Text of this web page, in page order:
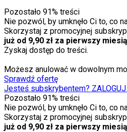
Pozostało 91% treści
Nie pozwól, by umknęło Ci to, co
Skorzystaj z promocyjnej
już od 9,90 zł za pierwszy
Zyskaj dostęp do treści.
Możesz anulować w dowolnym
Sprawdź ofertę
Jesteś subskrybentem?
Pozostało 91% treści
Nie pozwól, by umknęło Ci to, co
Skorzystaj z promocyjnej
już od 9,90 zł za pierwszy